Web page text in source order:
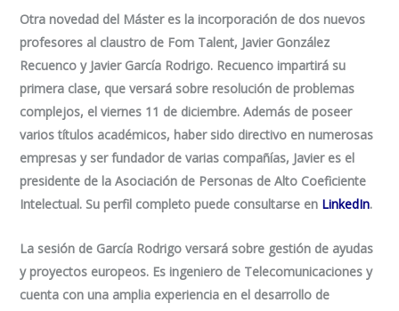
Otra novedad del Máster es la incorporación de dos nuevos
profesores al claustro de Fom Talent, Javier González
Recuenco y Javier García Rodrigo. Recuenco impartirá su
primera clase, que versará sobre resolución de problemas
complejos, el viernes 11 de diciembre. Además de poseer
varios títulos académicos, haber sido directivo en numerosas
empresas y ser fundador de varias compañías, Javier es el
presidente de la Asociación de Personas de Alto Coeficiente
Intelectual. Su perfil completo puede consultarse en LinkedIn.
La sesión de García Rodrigo versará sobre gestión de ayudas
y proyectos europeos. Es ingeniero de Telecomunicaciones y
cuenta con una amplia experiencia en el desarrollo de